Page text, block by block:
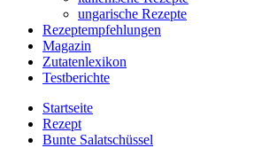
ungarische Rezepte
Rezeptempfehlungen
Magazin
Zutatenlexikon
Testberichte
Startseite
Rezept
Bunte Salatschüssel